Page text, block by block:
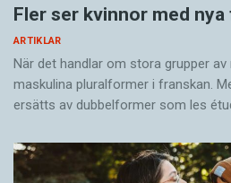
Fler ser kvinnor med
ARTIKLAR
När det handlar om stora grupper
maskulina pluralformer i franskan.
ersätts av dubbel­former som les